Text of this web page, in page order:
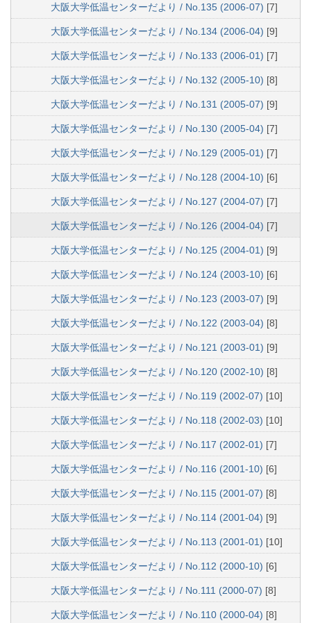
大阪大学低温センターだより / No.135 (2006-07) [7]
大阪大学低温センターだより / No.134 (2006-04) [9]
大阪大学低温センターだより / No.133 (2006-01) [7]
大阪大学低温センターだより / No.132 (2005-10) [8]
大阪大学低温センターだより / No.131 (2005-07) [9]
大阪大学低温センターだより / No.130 (2005-04) [7]
大阪大学低温センターだより / No.129 (2005-01) [7]
大阪大学低温センターだより / No.128 (2004-10) [6]
大阪大学低温センターだより / No.127 (2004-07) [7]
大阪大学低温センターだより / No.126 (2004-04) [7]
大阪大学低温センターだより / No.125 (2004-01) [9]
大阪大学低温センターだより / No.124 (2003-10) [6]
大阪大学低温センターだより / No.123 (2003-07) [9]
大阪大学低温センターだより / No.122 (2003-04) [8]
大阪大学低温センターだより / No.121 (2003-01) [9]
大阪大学低温センターだより / No.120 (2002-10) [8]
大阪大学低温センターだより / No.119 (2002-07) [10]
大阪大学低温センターだより / No.118 (2002-03) [10]
大阪大学低温センターだより / No.117 (2002-01) [7]
大阪大学低温センターだより / No.116 (2001-10) [6]
大阪大学低温センターだより / No.115 (2001-07) [8]
大阪大学低温センターだより / No.114 (2001-04) [9]
大阪大学低温センターだより / No.113 (2001-01) [10]
大阪大学低温センターだより / No.112 (2000-10) [6]
大阪大学低温センターだより / No.111 (2000-07) [8]
大阪大学低温センターだより / No.110 (2000-04) [8]